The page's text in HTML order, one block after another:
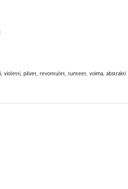
violetti, pilvet, revontulet, tunteet, voima, abstrakti